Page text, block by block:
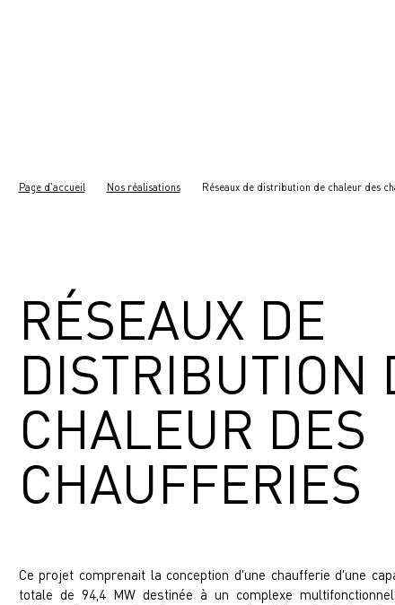
Page d'accueil Nos réalisations Réseaux de distribution de chaleur des
RÉSEAUX DE
DISTRIBUTION
CHALEUR DES
CHAUFFERIES
Ce projet comprenait la conception d'une chaufferie d'une
totale de 94,4 MW destinée à un complexe